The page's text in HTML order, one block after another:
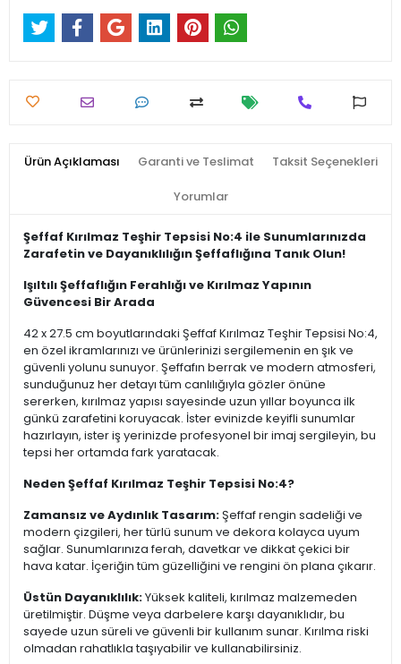
Ürün Açıklaması Garanti ve Teslimat Taksit Seçenekleri
Yorumlar
Şeffaf Kırılmaz Teşhir Tepsisi No:4 ile Sunumlarınızda
Zarafetin ve Dayanıklılığın Şeffaflığına Tanık Olun!
Işıltılı Şeffaflığın Ferahlığı ve Kırılmaz Yapının
Güvencesi Bir Arada
42 x 27.5 cm boyutlarındaki Şeffaf Kırılmaz Teşhir Tepsisi No:4,
en özel ikramlarınızı ve ürünlerinizi sergilemenin en şık ve
güvenli yolunu sunuyor. Şeffafın berrak ve modern atmosferi,
sunduğunuz her detayı tüm canlılığıyla gözler önüne
sererken, kırılmaz yapısı sayesinde uzun yıllar boyunca ilk
günkü zarafetini koruyacak. İster evinizde keyifli sunumlar
hazırlayın, ister iş yerinizde profesyonel bir imaj sergileyin, bu
tepsi her ortamda fark yaratacak.
Neden Şeffaf Kırılmaz Teşhir Tepsisi No:4?
Zamansız ve Aydınlık Tasarım:Şeffaf rengin sadeliği ve
modern çizgileri, her türlü sunum ve dekora kolayca uyum
sağlar. Sunumlarınıza ferah, davetkar ve dikkat çekici bir
hava katar. İçeriğin tüm güzelliğini ve rengini ön plana çıkarır.
Üstün Dayanıklılık:Yüksek kaliteli, kırılmaz malzemeden
üretilmiştir. Düşme veya darbelere karşı dayanıklıdır, bu
sayede uzun süreli ve güvenli bir kullanım sunar. Kırılma riski
olmadan rahatlıkla taşıyabilir ve kullanabilirsiniz.